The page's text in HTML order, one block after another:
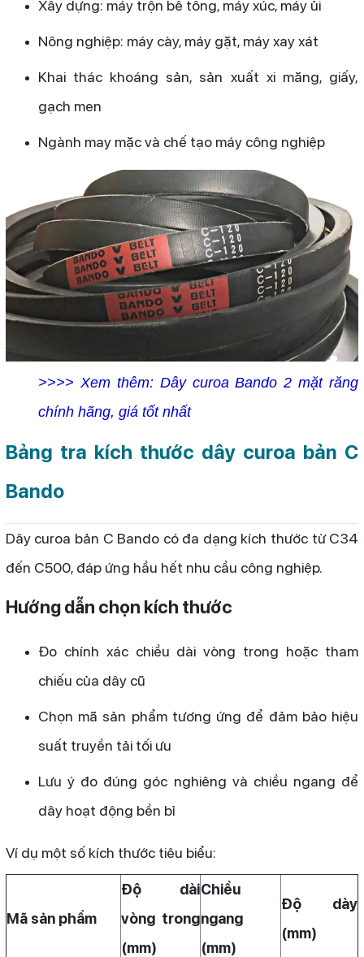
Xây dựng: máy trộn bê tông, máy xúc, máy ủi
Nông nghiệp: máy cày, máy gặt, máy xay xát
Khai thác khoáng sản, sản xuất xi măng, giấy,
gạch men
Ngành may mặc và chế tạo máy công nghiệp
>>>> Xem thêm: Dây curoa Bando 2 mặt răng
chính hãng, giá tốt nhất
Bảng tra kích thước dây curoa bản C
Bando
Dây curoa bản C Bando có đa dạng kích thước từ C34
đến C500, đáp ứng hầu hết nhu cầu công nghiệp.
Hướng dẫn chọn kích thước
Đo chính xác chiều dài vòng trong hoặc tham
chiếu của dây cũ
Chọn mã sản phẩm tương ứng để đảm bảo hiệu
suất truyền tải tối ưu
Lưu ý đo đúng góc nghiêng và chiều ngang để
dây hoạt động bền bỉ
Ví dụ một số kích thước tiêu biểu:
Mã sản phẩm
Độ dài
vòng trong
(mm)
Chiều
ngang
(mm)
Độ dày
(mm)